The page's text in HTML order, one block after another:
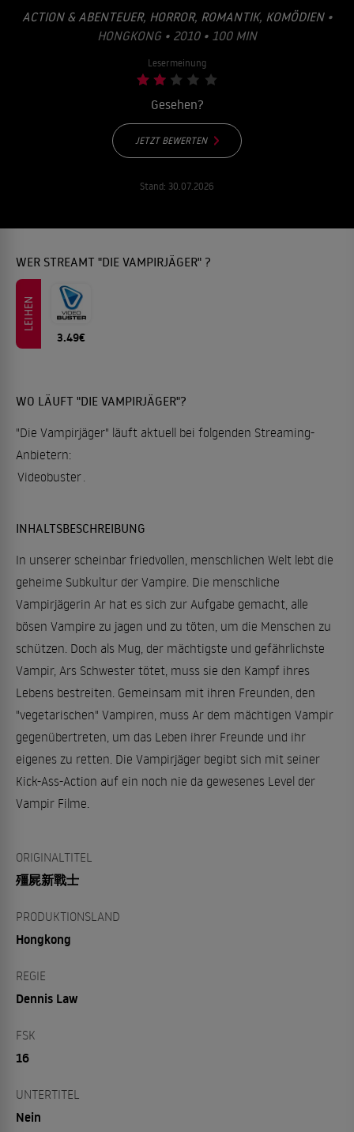
ACTION & ABENTEUER, HORROR, ROMANTIK, KOMÖDIEN•
HONGKONG • 2010 • 100 MIN
Lesermeinung
Gesehen?
JETZT BEWERTEN
Stand: 30.07.2026
WER STREAMT "DIE VAMPIRJÄGER" ?
LEIHEN
3.49€
WO LÄUFT "DIE VAMPIRJÄGER"?
"Die Vampirjäger" läuft aktuell bei folgenden Streaming-
Anbietern:
Videobuster.
INHALTSBESCHREIBUNG
In unserer scheinbar friedvollen, menschlichen Welt lebt die
geheime Subkultur der Vampire. Die menschliche
Vampirjägerin Ar hat es sich zur Aufgabe gemacht, alle
bösen Vampire zu jagen und zu töten, um die Menschen zu
schützen. Doch als Mug, der mächtigste und gefährlichste
Vampir, Ars Schwester tötet, muss sie den Kampf ihres
Lebens bestreiten. Gemeinsam mit ihren Freunden, den
"vegetarischen" Vampiren, muss Ar dem mächtigen Vampir
gegenübertreten, um das Leben ihrer Freunde und ihr
eigenes zu retten. Die Vampirjäger begibt sich mit seiner
Kick-Ass-Action auf ein noch nie da gewesenes Level der
Vampir Filme.
ORIGINALTITEL
殭屍新戰士
PRODUKTIONSLAND
Hongkong
REGIE
Dennis Law
FSK
16
UNTERTITEL
Nein